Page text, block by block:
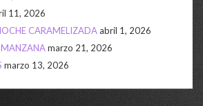
11, 2026
CARAMELIZADAabril 1, 2026
MANZANAmarzo 21, 2026
marzo 13, 2026